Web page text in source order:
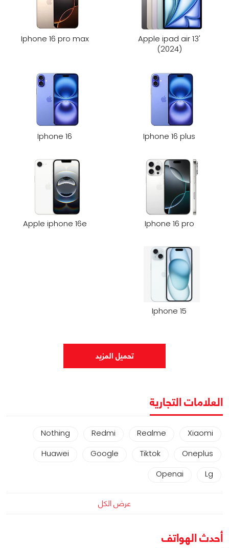
Apple ipad air 13'
(2024)
Iphone 16 pro max
Iphone 16 plus
Iphone 16
Iphone 16 pro
Apple iphone 16e
Iphone 15
تحميل المزيد
العلامات التجارية
Xiaomi
Realme
Redmi
Nothing
Oneplus
Tiktok
Google
Huawei
Lg
Openai
عرض الكل
أحدث الهواتف